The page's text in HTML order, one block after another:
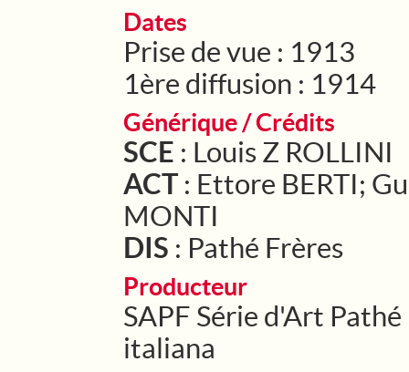
Dates
Prise de vue : 1913
1ère diffusion : 1914
Générique / Crédits
SCE : Louis Z ROLLINI
ACT : Ettore BERTI;
MONTI
DIS : Pathé Frères
Producteur
SAPF Série d'Art
italiana